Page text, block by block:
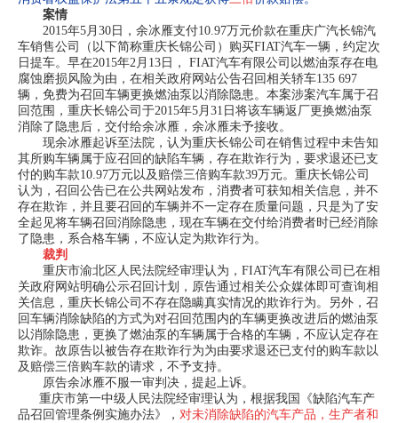
案情
2015年5月30日，余冰雁支付10.97万元价款在重庆广汽长锦汽
车销售公司（以下简称重庆长锦公司）购买FIAT汽车一辆，约定次
日提车。早在2015年2月13日， FIAT汽车有限公司以燃油泵存在电
腐蚀磨损风险为由，在相关政府网站公告召回相关轿车135 697
辆，免费为召回车辆更换燃油泵以消除隐患。本案涉案汽车属于召
回范围，重庆长锦公司于2015年5月31日将该车辆返厂更换燃油泵
消除了隐患后，交付给余冰雁，余冰雁未予接收。
现余冰雁起诉至法院，认为重庆长锦公司在销售过程中未告知
其所购车辆属于应召回的缺陷车辆，存在欺诈行为，要求退还已支
付的购车款10.97万元以及赔偿三倍购车款39万元。重庆长锦公司
认为，召回公告已在公共网站发布，消费者可获知相关信息，并不
存在欺诈，并且要召回的车辆并不一定存在质量问题，只是为了安
全起见将车辆召回消除隐患，现在车辆在交付给消费者时已经消除
了隐患，系合格车辆，不应认定为欺诈行为。
裁判
重庆市渝北区人民法院经审理认为，FIAT汽车有限公司已在相
关政府网站明确公示召回计划，原告通过相关公众媒体即可查询相
关信息，重庆长锦公司不存在隐瞒真实情况的欺诈行为。另外，召
回车辆消除缺陷的方式为对召回范围内的车辆更换改进后的燃油泵
以消除隐患，更换了燃油泵的车辆属于合格的车辆，不应认定存在
欺诈。故原告以被告存在欺诈行为为由要求退还已支付的购车款以
及赔偿三倍购车款的请求，不予支持。
原告余冰雁不服一审判决，提起上诉。
重庆市第一中级人民法院经审理认为，根据我国《缺陷汽车产
品召回管理条例实施办法》， 对未消除缺陷的汽车产品，生产者和